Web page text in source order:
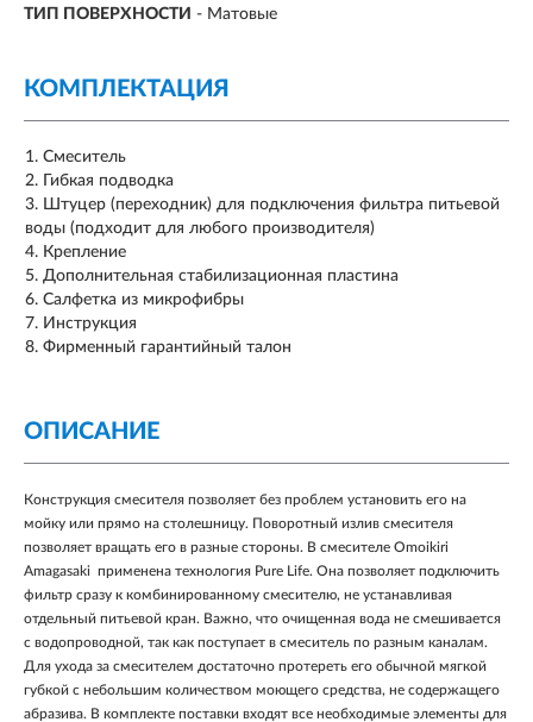
ТИП ПОВЕРХНОСТИ - Матовые
КОМПЛЕКТАЦИЯ
Смеситель
Гибкая подводка
Штуцер (переходник) для подключения фильтра питьевой
воды (подходит для любого производителя)
Крепление
Дополнительная стабилизационная пластина
Салфетка из микрофибры
Инструкция
Фирменный гарантийный талон
ОПИСАНИЕ
Конструкция смесителя позволяет без проблем установить его на
мойку или прямо на столешницу. Поворотный излив смесителя
позволяет вращать его в разные стороны. В смесителе Omoikiri
Amagasaki применена технология Pure Life. Она позволяет подключить
фильтр сразу к комбинированному смесителю, не устанавливая
отдельный питьевой кран. Важно, что очищенная вода не смешивается
с водопроводной, так как поступает в смеситель по разным каналам.
Для ухода за смесителем достаточно протереть его обычной мягкой
губкой с небольшим количеством моющего средства, не содержащего
абразива. В комплекте поставки входят все необходимые элементы для